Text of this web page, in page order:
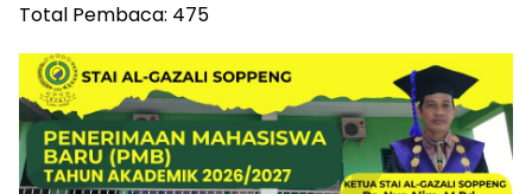
Total Pembaca: 475